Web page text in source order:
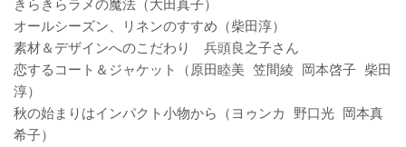
きらきらラメの魔法（大田真子）
オールシーズン、リネンのすすめ（柴田淳）
素材＆デザインへのこだわり 兵頭良之子さん
恋するコート＆ジャケット（原田睦美 笠間綾 岡本啓子 柴田
淳）
秋の始まりはインパクト小物から（ヨゥンカ 野口光 岡本真
希子）